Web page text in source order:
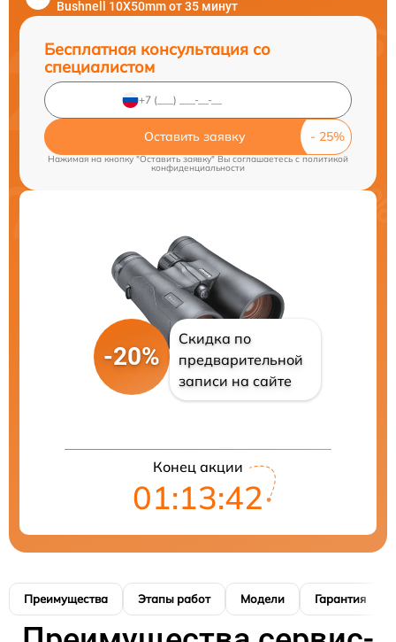
Bushnell 10X50mm от 35 минут
Бесплатная консультация со
специалистом
Оставить заявку
Нажимая на кнопку "Оставить заявку" Вы соглашаетесь cполитикой
конфиденциальности
-20%
Скидка по
предварительной
записи на сайте
Конец акции
01:13:41
Преимущества Этапы работ Модели Гарантия